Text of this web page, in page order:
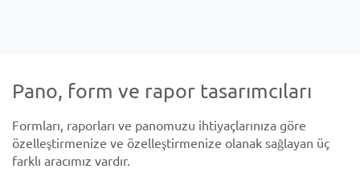
Pano, form ve rapor tasarımcıları
Formları, raporları ve panomuzu ihtiyaçlarınıza göre
özelleştirmenize ve özelleştirmenize olanak sağlayan üç
farklı aracımız vardır.